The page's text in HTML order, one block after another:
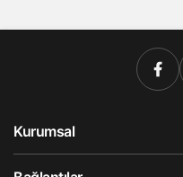
Kurumsal